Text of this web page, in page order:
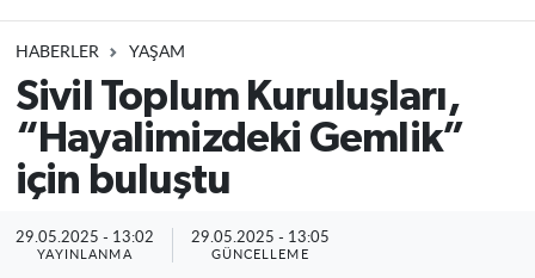
HABERLER YAŞAM
Sivil Toplum Kuruluşları,
“Hayalimizdeki Gemlik”
için buluştu
29.05.2025 - 13:02
YAYINLANMA
29.05.2025 - 13:05
GÜNCELLEME
Turgutlu
Salihli
Saruhanlı
Manisa Trafik Yoğunluk Haritası
Süper Lig Puan Durumu ve Fikstür
Tüm Manşetler